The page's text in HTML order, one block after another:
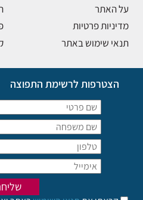
על האתר
מדיניות פרטיות
תנאי שימוש באתר
הצטרפות לרשימת התפוצה